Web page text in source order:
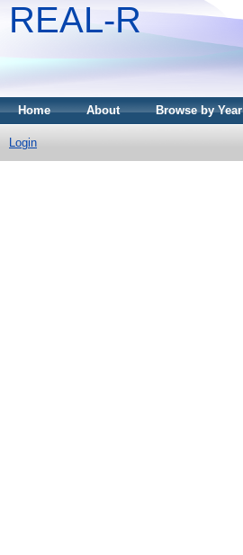
REAL-R
Home About Browse by Year
Login